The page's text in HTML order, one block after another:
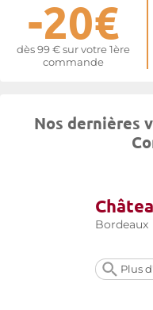
-20€
dès 99 € sur votre 1ère
commande
Nos dernières
Bordeaux
Plus